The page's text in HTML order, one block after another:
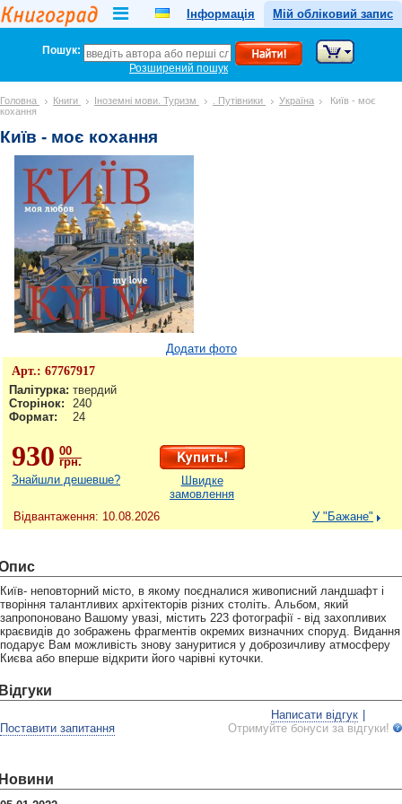
Інформація Мій обліковий запис
Пошук:
Розширений пошук
Головна Книги Іноземні мови. Туризм . Путівники Україна
Київ - моє
кохання
Київ - моє кохання
Додати фото
Арт.: 67767917
Палітурка: твердий
Сторінок:
240
Формат:
24
930 00
грн.
Знайшли дешевше?
Швидке
замовлення
У "Бажане"
Відвантаження: 10.08.2026
Київ- неповторний місто, в якому поєдналися живописний ландшафт і
творіння талантливих архітекторів різних століть. Альбом, який
запропоновано Вашому увазі, містить 223 фотографії - від захопливих
краєвидів до зображень фрагментів окремих визначних споруд. Видання
подарує Вам можливість знову зануритися у доброзичливу атмосферу
Києва або вперше відкрити його чарівні куточки.
Написати відгук
Поставити запитання
Отримуйте бонуси за відгуки!